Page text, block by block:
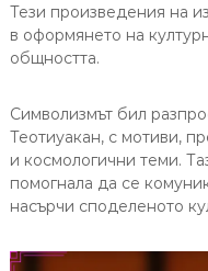
Тези произведения на
в оформянето на
общността.
Символизмът бил
Теотиуакан, с мотиви,
и космологични теми.
помогнала да се
насърчи споделеното